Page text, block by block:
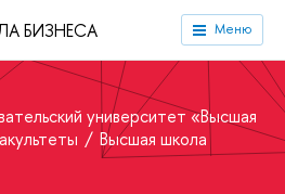
БИЗНЕСА Меню
университет «Высшая
Высшая школа